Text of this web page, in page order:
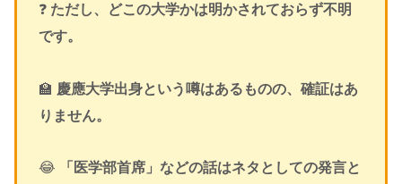
❓ ただし、どこの大学かは明かされておらず不明
です。
🏫 慶應大学出身という噂はあるものの、確証はあ
りません。
😂
「医学部首席」などの話はネタとしての発言と